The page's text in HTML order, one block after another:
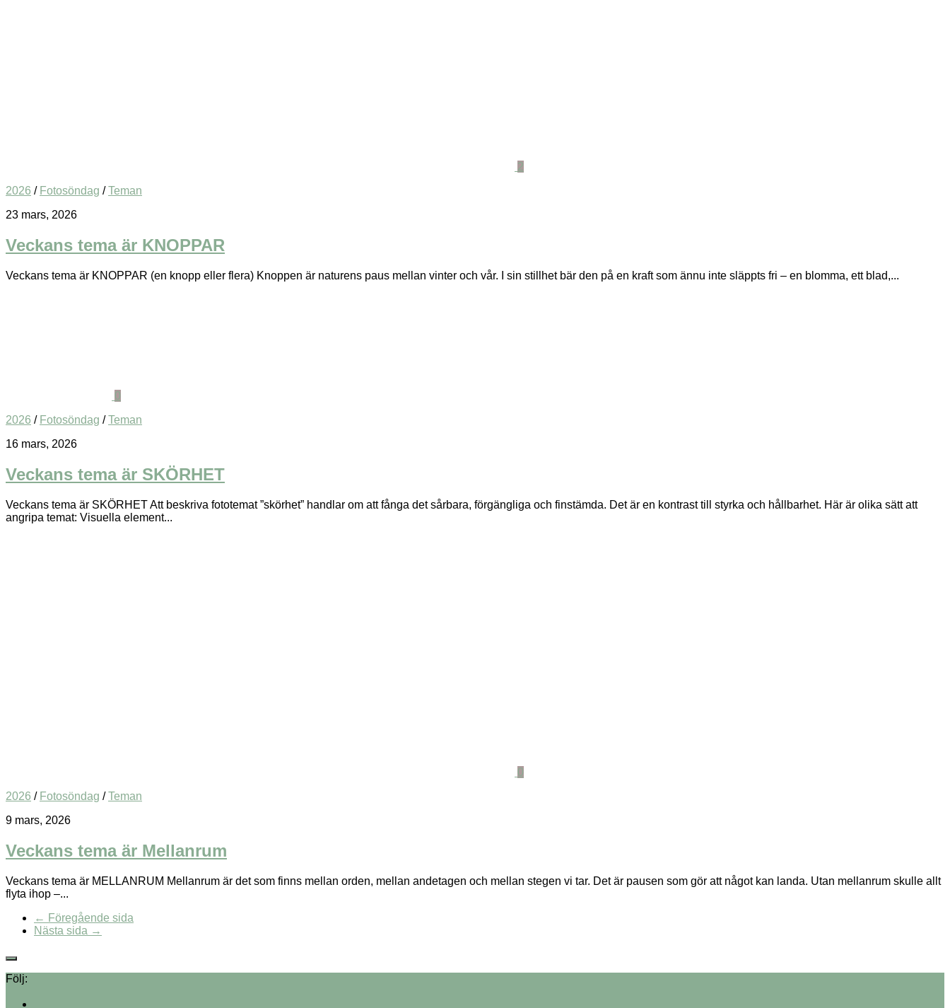
2
2026 / Fotosöndag /Teman
23 mars, 2026
Veckans tema är KNOPPAR
Veckans tema är KNOPPAR (en knopp eller flera) Knoppen är naturens paus mellan vinter och vår. I sin stillhet bär den på en kraft som ännu inte släppts fri – en blomma, ett blad,...
0
2026 / Fotosöndag /Teman
16 mars, 2026
Veckans tema är SKÖRHET
Veckans tema är SKÖRHET Att beskriva fototemat ”skörhet” handlar om att fånga det sårbara, förgängliga och finstämda. Det är en kontrast till styrka och hållbarhet. Här är olika sätt att
angripa temat: Visuella element...
0
2026 / Fotosöndag /Teman
9 mars, 2026
Veckans tema är Mellanrum
Veckans tema är MELLANRUM Mellanrum är det som finns mellan orden, mellan andetagen och mellan stegen vi tar. Det är pausen som gör att något kan landa. Utan mellanrum skulle allt
flyta ihop –...
← Föregående sida
Nästa sida →
Följ: